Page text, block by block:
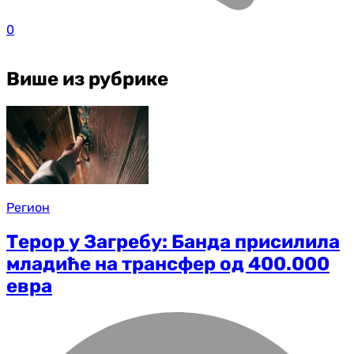
0
Више из рубрике
Регион
Терор у Загребу: Банда присилила
младиће на трансфер од 400.000
евра